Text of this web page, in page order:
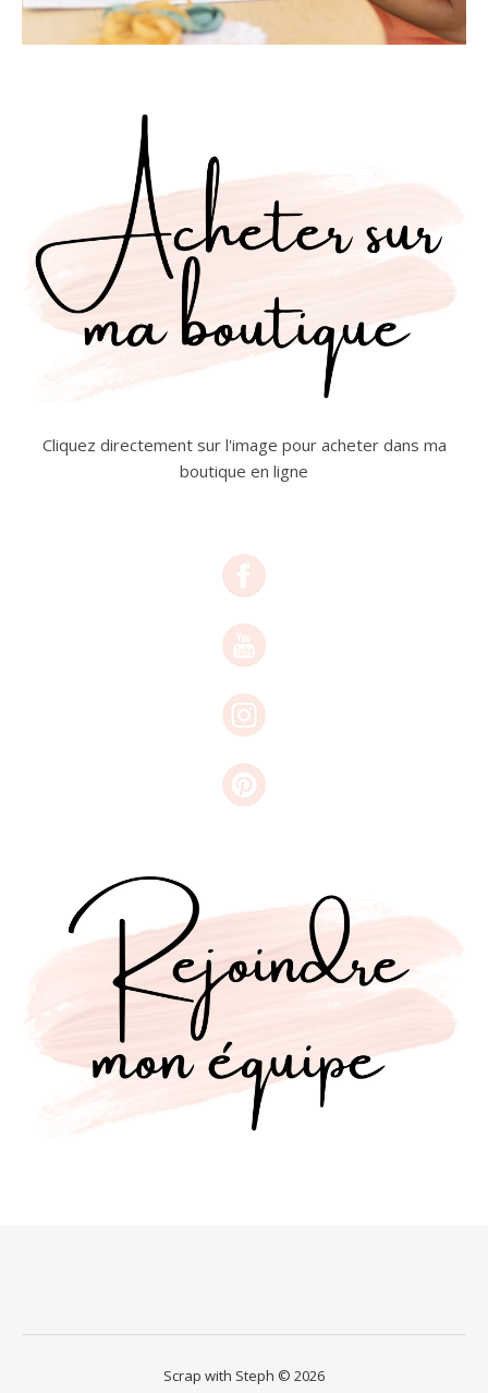
Cliquez directement sur l'image pour acheter dans ma
boutique en ligne
Scrap with Steph © 2026